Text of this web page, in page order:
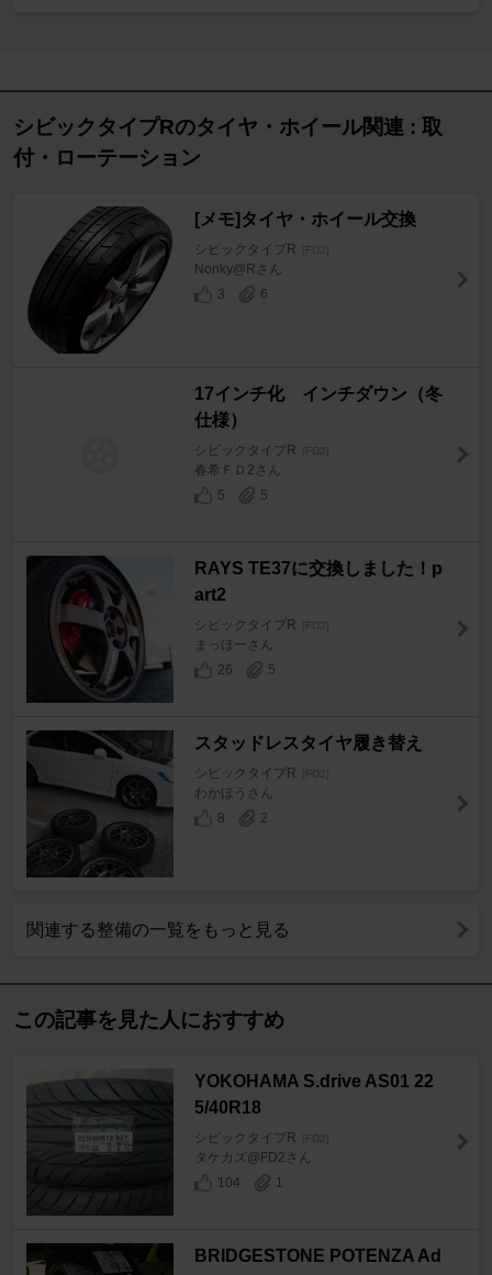
シビックタイプRのタイヤ・ホイール関連 : 取
付・ローテーション
[メモ]タイヤ・ホイール交換
シビックタイプR [FD2]
Nonky@Rさん
3
6
17インチ化 インチダウン（冬
仕様）
シビックタイプR [FD2]
春希ＦＤ2さん
5
5
RAYS TE37に交換しました！p
art2
シビックタイプR [FD2]
まっほーさん
26
5
スタッドレスタイヤ履き替え
シビックタイプR [FD2]
わかほうさん
8
2
関連する整備の一覧をもっと見る
この記事を見た人におすすめ
YOKOHAMA S.drive AS01 22
5/40R18
シビックタイプR [FD2]
タケカズ@FD2さん
104
1
BRIDGESTONE POTENZA Ad